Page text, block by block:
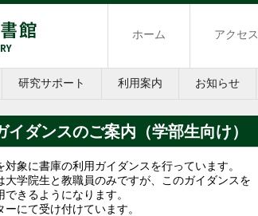
ホーム アクセス
研究サポート 利用案内 お知らせ
イダンスのご案内（学部生向け）
象に書庫の利用ガイダンスを行っています。
学院生と教職員のみですが、このガイダンスを
きるようになります。
にて受け付けています。